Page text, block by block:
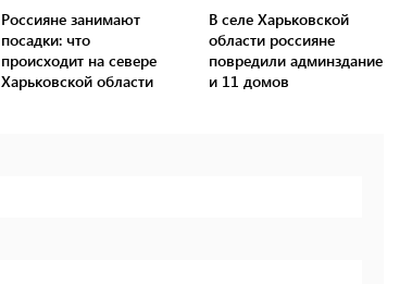
Россияне занимают
посадки: что
происходит на севере
Харьковской области
В селе Харьковской
области россияне
повредили админздание
и 11 домов